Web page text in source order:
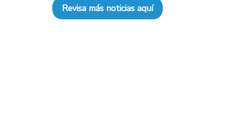
Revisa más noticias aquí